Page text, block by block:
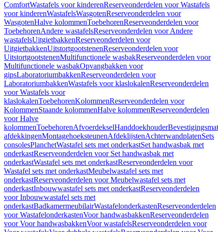
ComfortWastafels voor kinderenReserveonderdelen voor Wastafels
voor kinderenWastafelsWasgotenReserveonderdelen voor
WasgotenHalve kolommenToebehorenReserveonderdelen voor
ToebehorenAndere wastafelsReserveonderdelen voor Andere
wastafelsUitgietbakkenReserveonderdelen voor
UitgietbakkenUitstortgootstenenReserveonderdelen voor
UitstortgootstenenMultifunctionele wasbakReserveonderdelen voor
Multifunctionele wasbakOpvangbakken voor
gipsLaboratoriumbakkenReserveonderdelen voor
LaboratoriumbakkenWastafels voor klaslokalenReserveonderdelen
voor Wastafels voor
klaslokalenToebehorenKolommenReserveonderdelen voor
KolommenStaande kolommenHalve kolommenReserveonderdelen
voor Halve
kolommenToebehorenAfvoerdekselHanddoekhouder
afdekkingenMontagehoeksteunenAfdeklijstenAchterwandplatenSets
consolesPlanchetWastafel sets met onderkastSet handwasbak met
onderkastReserveonderdelen voor Set handwasbak met
onderkastWastafel sets met onderkastReserveonderdelen voor
Wastafel sets met onderkastMeubelwastafel sets met
onderkastReserveonderdelen voor Meubelwastafel sets met
onderkastInbouwwastafel sets met onderkastReserveonderdelen
voor Inbouwwastafel sets met
onderkastBadkamermeubilairWastafelonderkastenReserveonderdelen
voor WastafelonderkastenVoor handwasbakkenReserveonderdelen
voor Voor handwasbakkenVoor wastafelsReserveonderdelen voor